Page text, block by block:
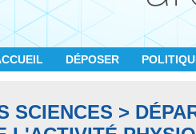
DÉPOSER
SCIENCES >